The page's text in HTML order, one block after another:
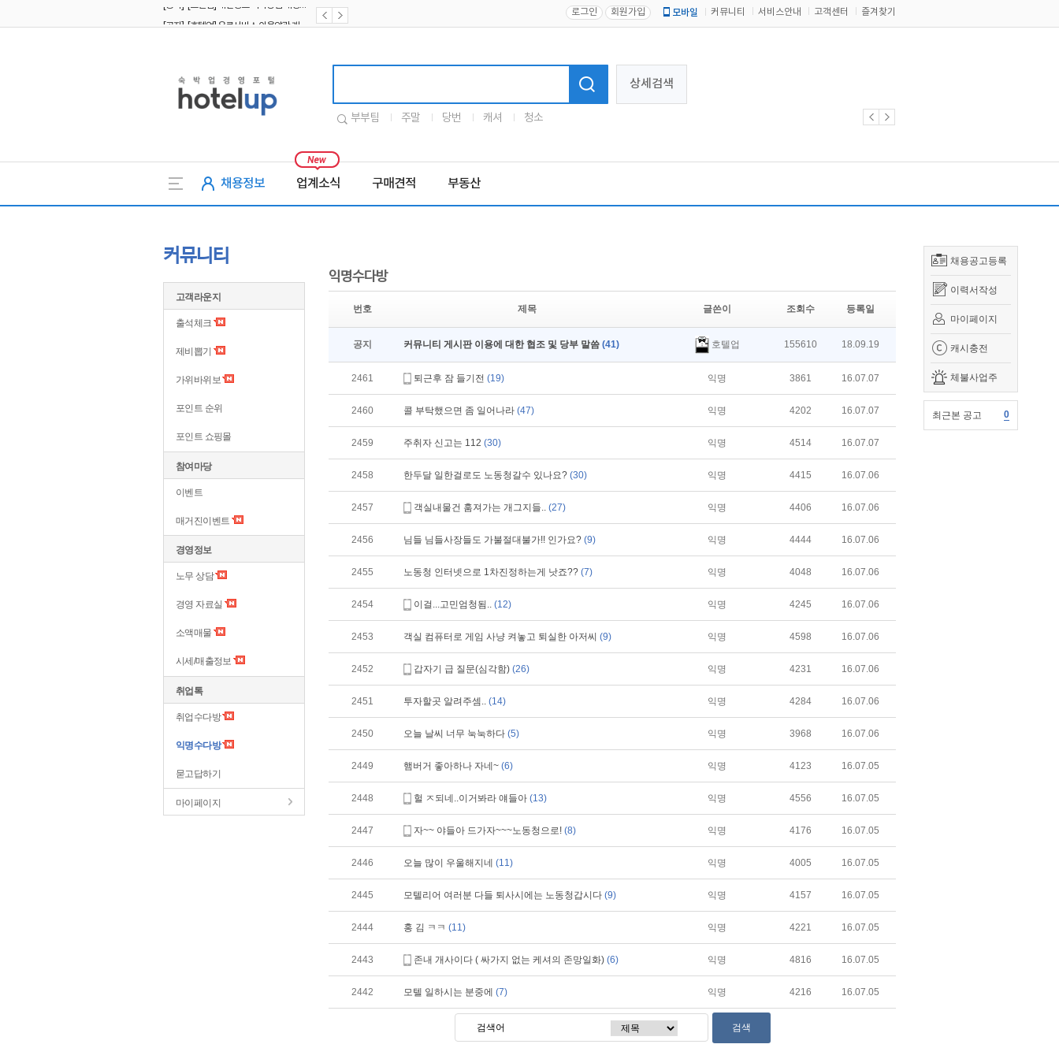
로그인 회원가입 모바일 커뮤니티 서비스안내 고객센터 즐겨찾기
상세검색
부부팀 주말 당번 캐셔 청소
채용정보 업계소식 구매견적 부동산
채용공고등록
이력서작성
마이페이지
캐시충전
체불사업주
최근본 공고 0
커뮤니티
고객라운지
출석체크
제비뽑기
가위바위보
포인트 순위
포인트 쇼핑몰
참여마당
이벤트
매거진이벤트
경영정보
노무 상담
경영 자료실
소액매물
시세/매출정보
취업톡
취업수다방
익명수다방
묻고답하기
마이페이지
익명수다방
번호 제목 글쓴이 조회수 등록일
공지 커뮤니티 게시판 이용에 대한 협조 및 당부 말씀 (41) 호텔업 155610 18.09.19
2461 퇴근후 잠 들기전 (19) 익명 3861 16.07.07
2460 콜 부탁했으면 좀 일어나라 (47) 익명 4202 16.07.07
2459 주취자 신고는 112 (30) 익명 4514 16.07.07
2458 한두달 일한걸로도 노동청갈수 있나요? (30) 익명 4415 16.07.06
2457 객실내물건 훔져가는 개그지들.. (27) 익명 4406 16.07.06
2456 님들 님들사장들도 가불절대불가!! 인가요? (9) 익명 4444 16.07.06
2455 노동청 인터넷으로 1차진정하는게 낫죠?? (7) 익명 4048 16.07.06
2454 이걸...고민엄청됨.. (12) 익명 4245 16.07.06
2453 객실 컴퓨터로 게임 사냥 켜놓고 퇴실한 아저씨 (9) 익명 4598 16.07.06
2452 갑자기 급 질문(심각함) (26) 익명 4231 16.07.06
2451 투자할곳 알려주셈.. (14) 익명 4284 16.07.06
2450 오늘 날씨 너무 눅눅하다 (5) 익명 3968 16.07.06
2449 햄버거 좋아하나 자네~ (6) 익명 4123 16.07.05
2448 헐 ㅈ되네..이거봐라 얘들아 (13) 익명 4556 16.07.05
2447 자~~ 야들아 드가자~~~노동청으로! (8) 익명 4176 16.07.05
2446 오늘 많이 우울해지네 (11) 익명 4005 16.07.05
2445 모텔리어 여러분 다들 퇴사시에는 노동청갑시다 (9) 익명 4157 16.07.05
2444 홍 김 ㅋㅋ (11) 익명 4221 16.07.05
2443 존내 개사이다 ( 싸가지 없는 케셔의 존망일화) (6) 익명 4816 16.07.05
2442 모텔 일하시는 분중에 (7) 익명 4216 16.07.05